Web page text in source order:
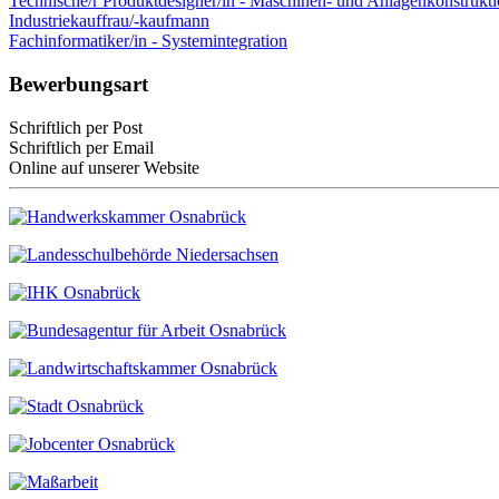
Industriekauffrau/-kaufmann
Fachinformatiker/in - Systemintegration
Bewerbungsart
Schriftlich per Post
Schriftlich per Email
Online auf unserer Website